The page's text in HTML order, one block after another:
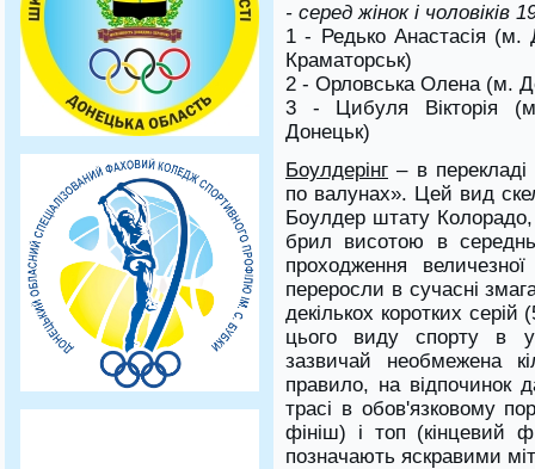
- серед жінок і чоловіків
1 - Редько Анастасія (м.
Краматорськ)
2 - Орловська Олена (м.
3 - Цибуля Вікторія
Донецьк)
Боулдерінг – в перекладі
по валунах». Цей вид
Боулдер штату Колорадо,
брил висотою в
проходження
переросли в сучасні
декількох коротких
цього виду спорту в
зазвичай необмежена
правило, на відпочинок
трасі в обов'язковому
фініш) і топ (кінцевий
позначають яскравими